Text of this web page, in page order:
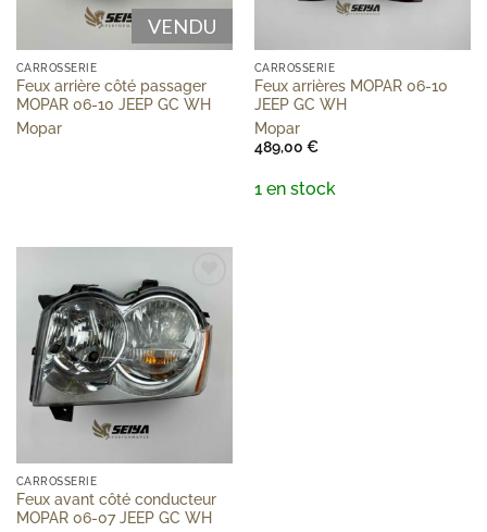
VENDU
CARROSSERIE
Feux arrière côté passager
MOPAR 06-10 JEEP GC WH
Mopar
CARROSSERIE
Feux arrières MOPAR 06-10
JEEP GC WH
Mopar
489,00 €
1 en stock
Add to
wishlist
CARROSSERIE
Feux avant côté conducteur
MOPAR 06-07 JEEP GC WH